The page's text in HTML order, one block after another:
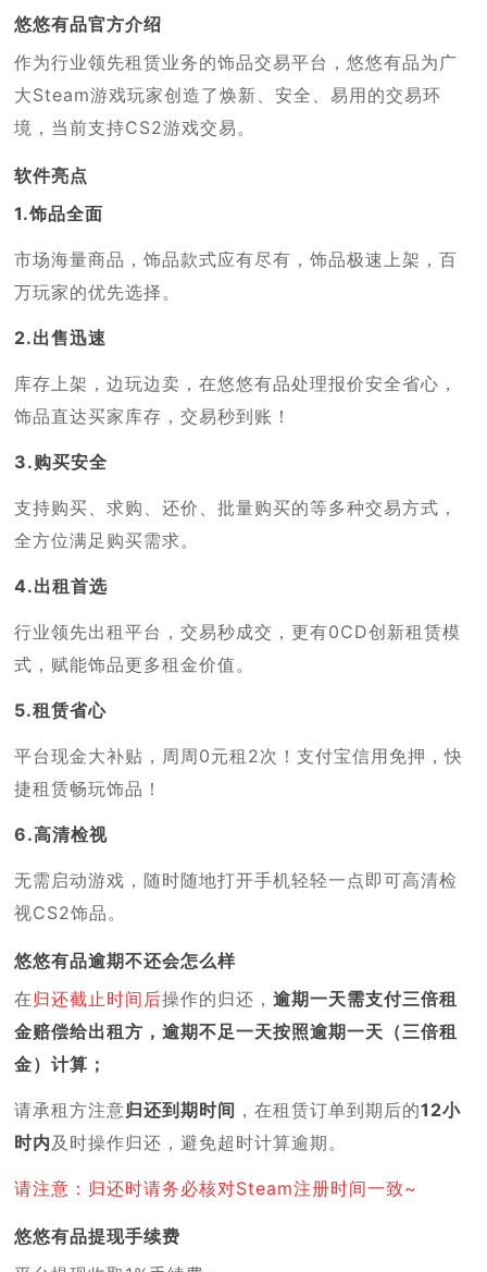
悠悠有品官方介绍
作为行业领先租赁业务的饰品交易平台，悠悠有品为广
大Steam游戏玩家创造了焕新、安全、易用的交易环
境，当前支持CS2游戏交易。
软件亮点
1.饰品全面
市场海量商品，饰品款式应有尽有，饰品极速上架，百
万玩家的优先选择。
2.出售迅速
库存上架，边玩边卖，在悠悠有品处理报价安全省心，
饰品直达买家库存，交易秒到账！
3.购买安全
支持购买、求购、还价、批量购买的等多种交易方式，
全方位满足购买需求。
4.出租首选
行业领先出租平台，交易秒成交，更有0CD创新租赁模
式，赋能饰品更多租金价值。
5.租赁省心
平台现金大补贴，周周0元租2次！支付宝信用免押，快
捷租赁畅玩饰品！
6.高清检视
无需启动游戏，随时随地打开手机轻轻一点即可高清检
视CS2饰品。
悠悠有品逾期不还会怎么样
在归还截止时间后操作的归还，逾期一天需支付三倍租
金赔偿给出租方，逾期不足一天按照逾期一天（三倍租
金）计算；
请承租方注意归还到期时间 ，在租赁订单到期后的12小
时内及时操作归还，避免超时计算逾期。
请注意：归还时请务必核对Steam注册时间一致~
悠悠有品提现手续费